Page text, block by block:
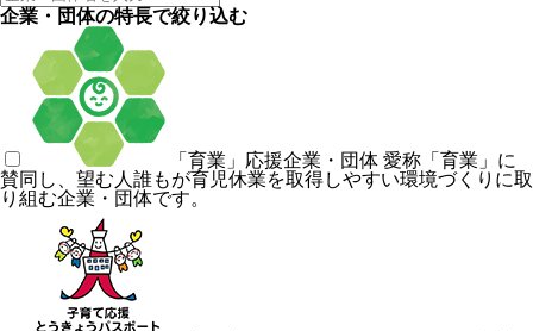
企業・団体の特長で絞り込む
「育業」応援企業・団体 愛称「育業」に
賛同し、望む人誰もが育児休業を取得しやすい環境づくりに取
り組む企業・団体です。